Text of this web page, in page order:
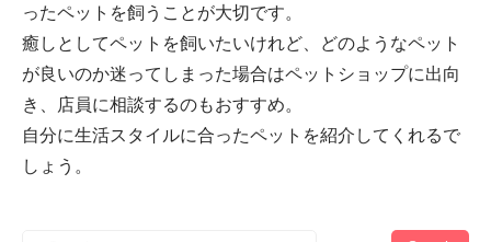
ったペットを飼うことが大切です。
癒しとしてペットを飼いたいけれど、どのようなペット
が良いのか迷ってしまった場合はペットショップに出向
き、店員に相談するのもおすすめ。
自分に生活スタイルに合ったペットを紹介してくれるで
しょう。